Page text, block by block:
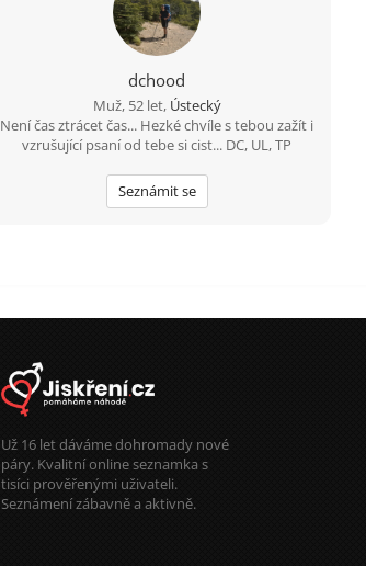
dchood
Muž, 52 let, Ústecký
Není čas ztrácet čas... Hezké chvíle s tebou zažít i
vzrušující psaní od tebe si cist... DC, UL, TP
Seznámit se
Už 16 let dáváme dohromady nové
páry. Kvalitní online seznamka s
tisíci prověřenými uživateli.
Seznámení zábavně a aktivně.